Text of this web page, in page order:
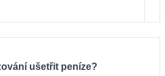
ušetřit peníze?